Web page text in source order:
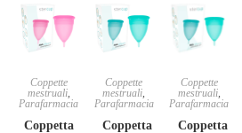
Coppette
mestruali,
Parafarmacia
Coppetta
Coppette
mestruali
Parafarmacia
Coppetta
Coppette
mestruali,
Parafarmacia
Coppetta